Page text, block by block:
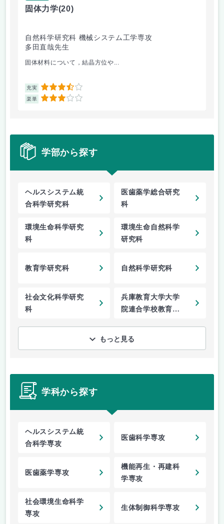
固体力学(20)
自然科学研究科 機械システム工学専攻
多田直哉先生
固体材料について，結晶方位や...
充実 3.5
楽単 3
学部から探す
ヘルスシステム統
合科学研究科
医歯薬学総合研究
科
環境生命科学研究
科
環境生命自然科学
研究科
教育学研究科 自然科学研究科
社会文化科学研究
科
兵庫教育大学大学
院連合学校教育学
もっと見る
学科から探す
ヘルスシステム統
合科学専攻
医歯科学専攻
医歯薬学専攻
機能再生・再建科
学専攻
社会環境生命科学
専攻
生体制御科学専攻